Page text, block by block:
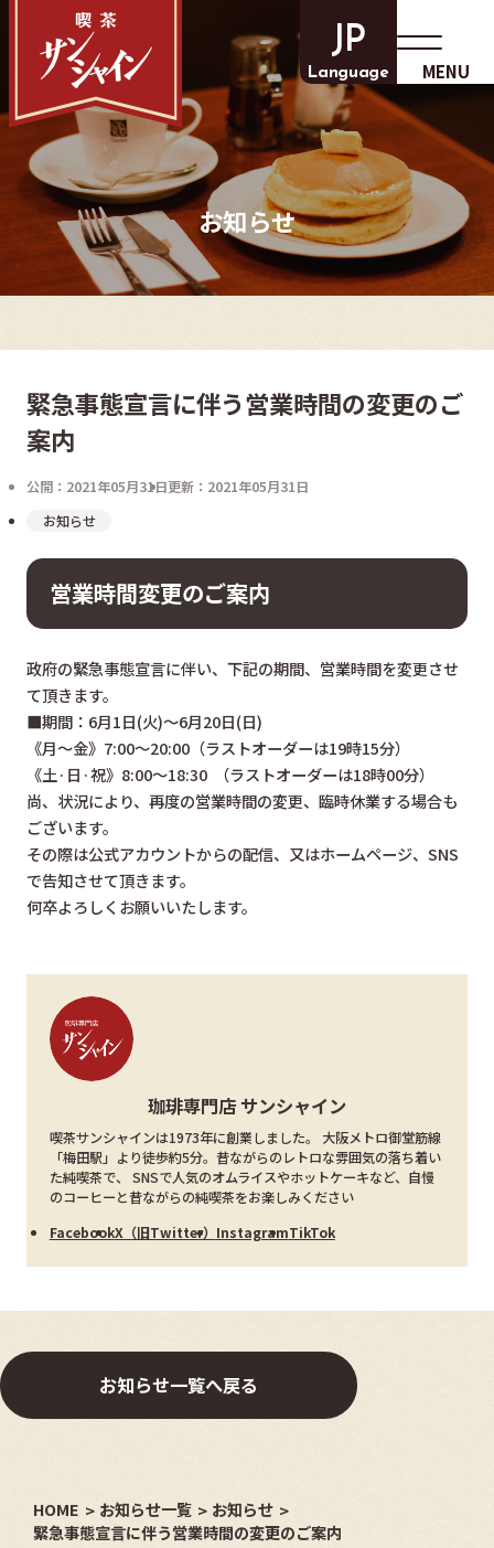
JP
Language MENU
お知らせ
緊急事態宣言に伴う営業時間の変更のご
案内
公開：2021年05月31日更新：2021年05月31日
お知らせ
営業時間変更のご案内
政府の緊急事態宣言に伴い、下記の期間、営業時間を変更させ
て頂きます。
■期間：6月1日(火)～6月20日(日)
《月～金》7:00～20:00（ラストオーダーは19時15分）
《土·日·祝》8:00～18:30 （ラストオーダーは18時00分）
尚、状況により、再度の営業時間の変更、臨時休業する場合も
ございます。
その際は公式アカウントからの配信、又はホームページ、SNS
で告知させて頂きます。
何卒よろしくお願いいたします。
珈琲専門店 サンシャイン
喫茶サンシャインは1973年に創業しました。 大阪メトロ御堂筋線
「梅田駅」より徒歩約5分。昔ながらのレトロな雰囲気の落ち着い
た純喫茶で、 SNSで人気のオムライスやホットケーキなど、自慢
のコーヒーと昔ながらの純喫茶をお楽しみください
FacebookX（旧Twitter） InstagramTikTok
お知らせ一覧へ戻る
HOME お知らせ一覧
お知らせ
緊急事態宣言に伴う営業時間の変更のご案内